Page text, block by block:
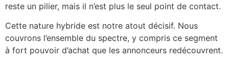
reste un pilier, mais il n’est plus le seul point de contact.
Cette nature hybride est notre atout décisif. Nous
couvrons l’ensemble du spectre, y compris ce segment
à fort pouvoir d’achat que les annonceurs redécouvrent.